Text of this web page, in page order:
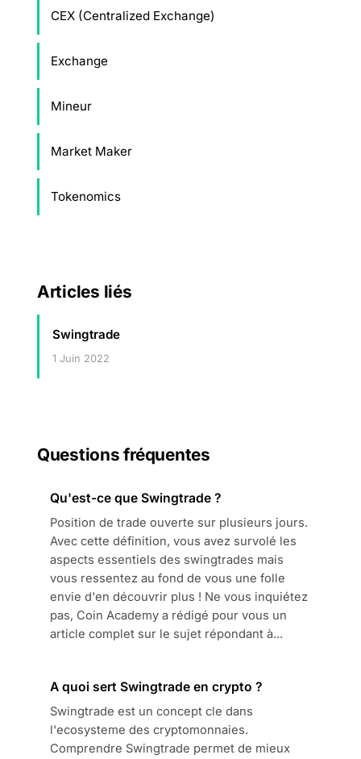
CEX (Centralized Exchange)
Exchange
Mineur
Market Maker
Tokenomics
Articles liés
Swingtrade
1 Juin 2022
Questions fréquentes
Qu'est-ce que Swingtrade ?
Position de trade ouverte sur plusieurs jours.
Avec cette définition, vous avez survolé les
aspects essentiels des swingtrades mais
vous ressentez au fond de vous une folle
envie d'en découvrir plus ! Ne vous inquiétez
pas, Coin Academy a rédigé pour vous un
article complet sur le sujet répondant à...
A quoi sert Swingtrade en crypto ?
Swingtrade est un concept cle dans
l'ecosysteme des cryptomonnaies.
Comprendre Swingtrade permet de mieux